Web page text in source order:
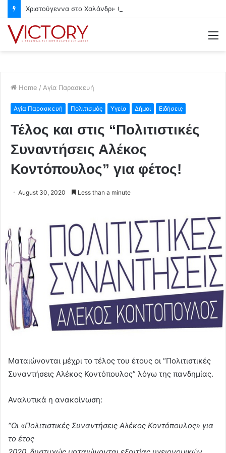
Home / Αγία Παρασκευή
Αγία Παρασκευή Πολιτισμός Υγεία Δήμοι Ειδήσεις
Τέλος και στις “Πολιτιστικές
Συναντήσεις Αλέκος
Κοντόπουλος” για φέτος!
August 30, 2020 Less than a minute
Ματαιώνονται μέχρι το τέλος του έτους οι “Πολιτιστικές
Συναντήσεις Αλέκος Κοντόπουλος” λόγω της πανδημίας.
Αναλυτικά η ανακοίνωση:
“Οι «Πολιτιστικές Συναντήσεις Αλέκος Κοντόπουλος» για
το έτος